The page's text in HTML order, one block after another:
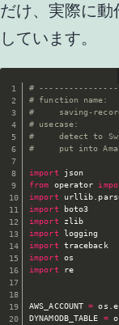
だけ、実際に
しています。
#
# function name:
#     saving-
# usecase:
#     detect to
#     put into
import
from operator
import urllib.
import
import
import
import
traceback
import
import re
AWS_ACCOUNT = os .
DYNAMODB_TABLE =